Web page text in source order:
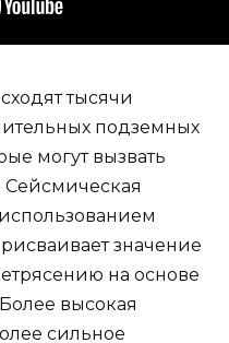
тысячи
подземных
могут вызвать
значение
на основе
высокая
сильное